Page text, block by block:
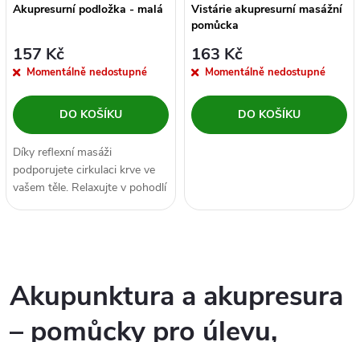
Akupresurní podložka - malá
157 Kč
Momentálně nedostupné
DO KOŠÍKU
Díky reflexní masáži
podporujete cirkulaci krve ve
vašem těle. Relaxujte v pohodlí
domova či kanceláře.
Vistárie akupresurní masážní
pomůcka
163 Kč
Momentálně nedostupné
DO KOŠÍKU
v
l
Akupunktura a akupresura
– pomůcky pro úlevu,